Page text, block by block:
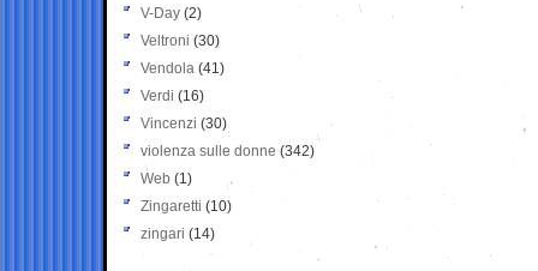
V-Day (2)
Veltroni (30)
Vendola (41)
Verdi (16)
Vincenzi (30)
violenza sulle donne (342)
Web (1)
Zingaretti (10)
zingari (14)